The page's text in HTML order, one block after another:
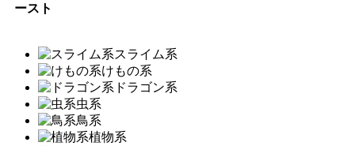
ースト
スライム系
けもの系
ドラゴン系
虫系
鳥系
植物系